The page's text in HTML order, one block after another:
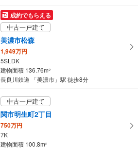
成約でもらえる
中古一戸建て
美濃市松森
1,949万円
5SLDK
建物面積 136.76m2
長良川鉄道 「美濃市」駅 徒歩8分
中古一戸建て
関市明生町2丁目
750万円
7K
建物面積 100.8m2